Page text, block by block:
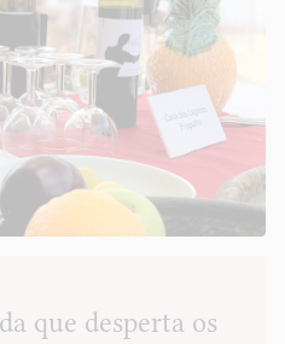
que desperta os